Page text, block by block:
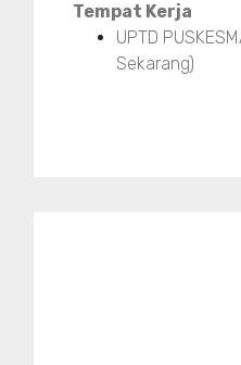
Tempat Kerja
UPTD
Sekarang)